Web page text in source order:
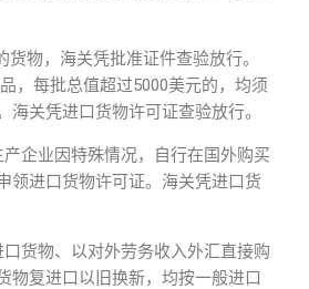
货物，海关凭批准证件查验放行。
，每批总值超过5000美元的，均须
海关凭进口货物许可证查验放行。
企业因特殊情况，自行在国外购买
领进口货物许可证。海关凭进口货
货物、以对外劳务收入外汇直接购
物复进口以旧换新，均按一般进口